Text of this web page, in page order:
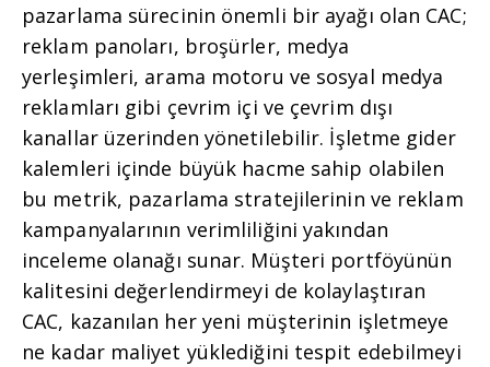
pazarlama sürecinin önemli bir ayağı olan CAC;
reklam panoları, broşürler, medya
yerleşimleri, arama motoru ve sosyal medya
reklamları gibi çevrim içi ve çevrim dışı
kanallar üzerinden yönetilebilir. İşletme gider
kalemleri içinde büyük hacme sahip olabilen
bu metrik, pazarlama stratejilerinin ve reklam
kampanyalarının verimliliğini yakından
inceleme olanağı sunar. Müşteri portföyünün
kalitesini değerlendirmeyi de kolaylaştıran
CAC, kazanılan her yeni müşterinin işletmeye
ne kadar maliyet yüklediğini tespit edebilmeyi